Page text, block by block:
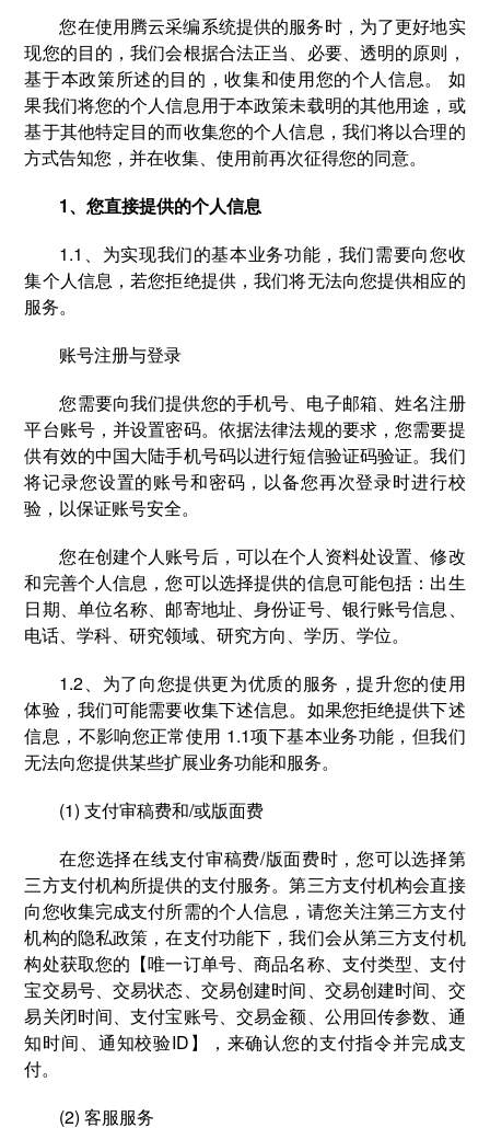
您在使用腾云采编系统提供的服务时，为了更好地实
现您的目的，我们会根据合法正当、必要、透明的原则，
基于本政策所述的目的，收集和使用您的个人信息。 如
果我们将您的个人信息用于本政策未载明的其他用途，或
基于其他特定目的而收集您的个人信息，我们将以合理的
方式告知您，并在收集、使用前再次征得您的同意。
1、您直接提供的个人信息
1.1、为实现我们的基本业务功能，我们需要向您收
集个人信息，若您拒绝提供，我们将无法向您提供相应的
服务。
账号注册与登录
您需要向我们提供您的手机号、电子邮箱、姓名注册
平台账号，并设置密码。依据法律法规的要求，您需要提
供有效的中国大陆手机号码以进行短信验证码验证。我们
将记录您设置的账号和密码，以备您再次登录时进行校
验，以保证账号安全。
您在创建个人账号后，可以在个人资料处设置、修改
和完善个人信息，您可以选择提供的信息可能包括：出生
日期、单位名称、邮寄地址、身份证号、银行账号信息、
电话、学科、研究领域、研究方向、学历、学位。
1.2、为了向您提供更为优质的服务，提升您的使用
体验，我们可能需要收集下述信息。如果您拒绝提供下述
信息，不影响您正常使用 1.1项下基本业务功能，但我们
无法向您提供某些扩展业务功能和服务。
(1) 支付审稿费和/或版面费
在您选择在线⽀付审稿费/版面费时，您可以选择第
三方支付机构所提供的⽀付服务。第三方支付机构会直接
向您收集完成支付所需的个人信息，请您关注第三方支付
机构的隐私政策，在支付功能下，我们会从第三方支付机
构处获取您的【唯一订单号、商品名称、支付类型、支付
宝交易号、交易状态、交易创建时间、交易创建时间、交
易关闭时间、支付宝账号、交易金额、公用回传参数、通
知时间、通知校验ID】，来确认您的支付指令并完成支
付。
(2) 客服服务